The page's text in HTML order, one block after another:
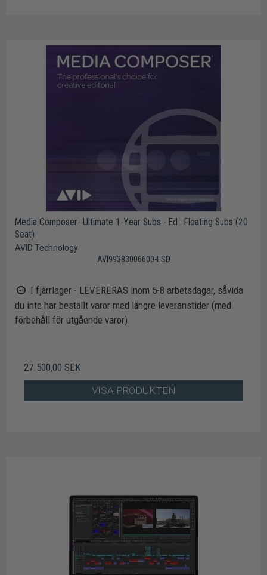
Media Composer- Ultimate 1-Year Subs - Ed : Floating Subs (20
Seat)
AVID Technology
AVI99383006600-ESD
I fjärrlager - LEVERERAS inom 5-8 arbetsdagar, såvida
du inte har beställt varor med längre leveranstider (med
förbehåll för utgående varor)
27.500,00 SEK
VISA PRODUKTEN